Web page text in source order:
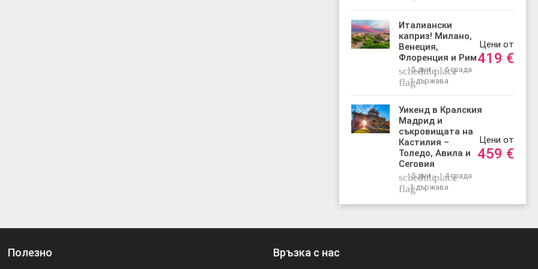
Италиански
каприз! Милано,
Венеция,
Флоренция и Рим
schedule
5 дни ·place6 града ·
flag1 държава
Цени от
419 €
Уикенд в Кралския
Мадрид и
съкровищата на
Кастилия –
Толедо, Авила и
Сеговия
schedule
5 дни ·place4 града
flag1 държава
Цени от
459 €
Полезно Връзка с нас